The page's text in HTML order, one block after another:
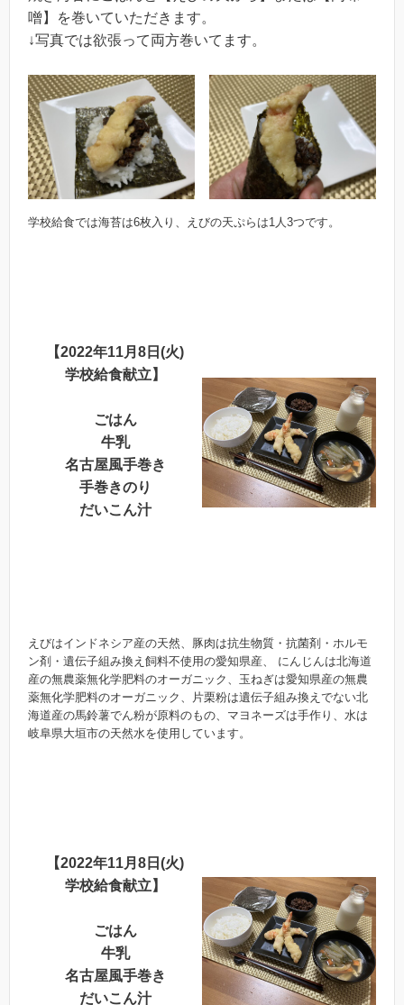
噌】を巻いていただきます。
↓写真では欲張って両方巻いてます。
学校給食では海苔は6枚入り、えびの天ぷらは1人3つです。
【2022年11月8日(火)
学校給食献立】
ごはん
牛乳
名古屋風手巻き
手巻きのり
だいこん汁
えびはインドネシア産の天然、豚肉は抗生物質・抗菌剤・ホルモ
ン剤・遺伝子組み換え飼料不使用の愛知県産、 にんじんは北海道
産の無農薬無化学肥料のオーガニック、玉ねぎは愛知県産の無農
薬無化学肥料のオーガニック、片栗粉は遺伝子組み換えでない北
海道産の馬鈴薯でん粉が原料のもの、マヨネーズは手作り、水は
岐阜県大垣市の天然水を使用しています。
【2022年11月8日(火)
学校給食献立】
ごはん
牛乳
名古屋風手巻き
だいこん汁